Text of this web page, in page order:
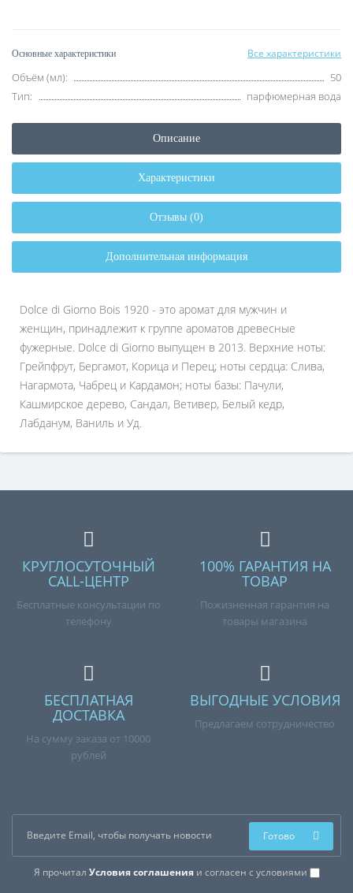
Основные характеристики Все характеристики
Объём (мл):
50
Тип:
парфюмерная вода
Описание
Характеристики
Отзывы (0)
Дополнительная информация
Dolce di Giorno Bois 1920 - это аромат для мужчин и
женщин, принадлежит к группе ароматов древесные
фужерные. Dolce di Giorno выпущен в 2013. Верхние ноты:
Грейпфрут, Бергамот, Корица и Перец; ноты сердца: Слива,
Нагармота, Чабрец и Кардамон; ноты базы: Пачули,
Кашмирское дерево, Сандал, Ветивер, Белый кедр,
Лабданум, Ваниль и Уд.
КРУГЛОСУТОЧНЫЙ
CALL-ЦЕНТР
Бесплатные консультации по
телефону
100% ГАРАНТИЯ НА
ТОВАР
Пожизненная гарантия на
товары магазина
БЕСПЛАТНАЯ
ДОСТАВКА
На сумму заказа от 10000
рублей
ВЫГОДНЫЕ УСЛОВИЯ
Предлагаем сотрудничество
Я прочитал Условия соглашенияи согласен с условиями
Готово